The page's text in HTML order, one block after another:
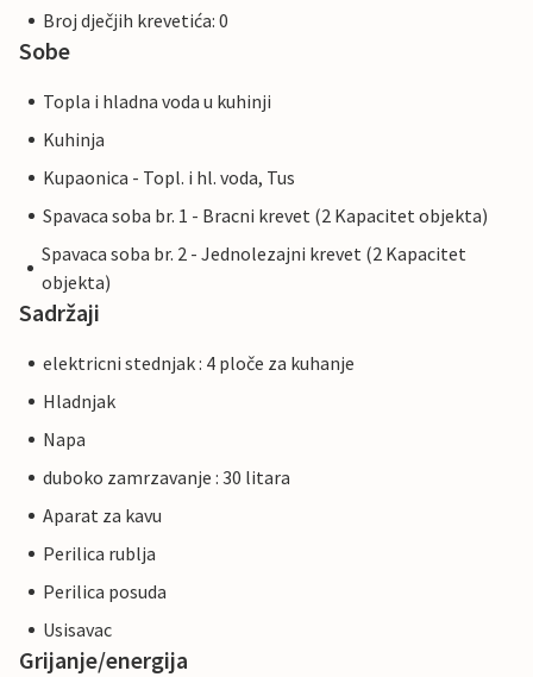
Broj dječjih krevetića: 0
Sobe
Topla i hladna voda u kuhinji
Kuhinja
Kupaonica - Topl. i hl. voda, Tus
Spavaca soba br. 1 - Bracni krevet (2 Kapacitet objekta)
Spavaca soba br. 2 - Jednolezajni krevet (2 Kapacitet
objekta)
Sadržaji
elektricni stednjak : 4 ploče za kuhanje
Hladnjak
Napa
duboko zamrzavanje : 30 litara
Aparat za kavu
Perilica rublja
Perilica posuda
Usisavac
Grijanje/energija